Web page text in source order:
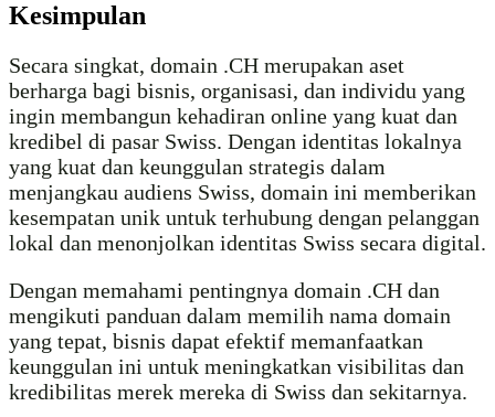
Kesimpulan
Secara singkat, domain .CH merupakan aset
berharga bagi bisnis, organisasi, dan individu yang
ingin membangun kehadiran online yang kuat dan
kredibel di pasar Swiss. Dengan identitas lokalnya
yang kuat dan keunggulan strategis dalam
menjangkau audiens Swiss, domain ini memberikan
kesempatan unik untuk terhubung dengan pelanggan
lokal dan menonjolkan identitas Swiss secara digital.
Dengan memahami pentingnya domain .CH dan
mengikuti panduan dalam memilih nama domain
yang tepat, bisnis dapat efektif memanfaatkan
keunggulan ini untuk meningkatkan visibilitas dan
kredibilitas merek mereka di Swiss dan sekitarnya.